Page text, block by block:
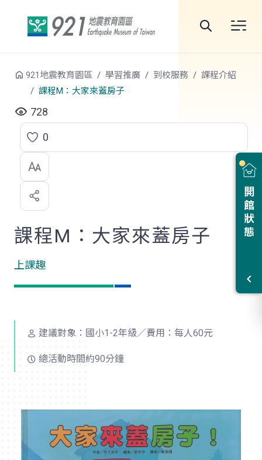
站
開館狀態
921地震教育園區 學習推廣 到校服務
課程介紹
課程M：大家來蓋房子
728
點
選
喜
歡
0
課程M：大家來蓋房子
上課趣
建議對象：國小1-2年級／費用：每人60元
總活動時間約90分鐘